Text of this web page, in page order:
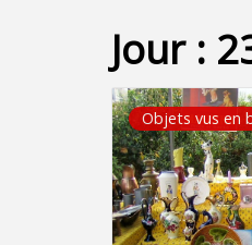
Jour :
Objets vus en